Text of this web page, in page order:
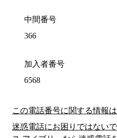
中間番号
366
加入者番号
6568
この電話番号に関する情報
迷惑電話にお困りではない